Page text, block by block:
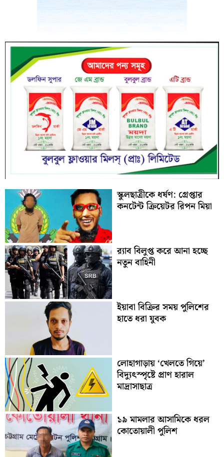
স্কুলছাত্রীকে ধর্ষণ: গ্রেপ্তার
কনটেন্ট ক্রিয়েটর রিপন মিয়া
র‍্যাব বিলুপ্ত করে আনা হচ্ছে
নতুন বাহিনী
ইয়াবা বিক্রির সময় পুলিশের
হাতে ধরা যুবক
লোহাগাড়ায় ‘খেলতে গিয়ে’
বিদ্যুৎস্পৃষ্টে প্রাণ হারাল
মাদ্রাসাছাত্র
১৯ মামলার আসামিকে ধরল
কোতোয়ালী পুলিশ